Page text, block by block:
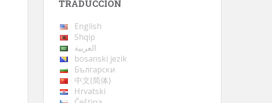
TRADUCCIÓN
English
Shqip
العربية
bosanski jezik
Български
中文(简体)
Hrvatski